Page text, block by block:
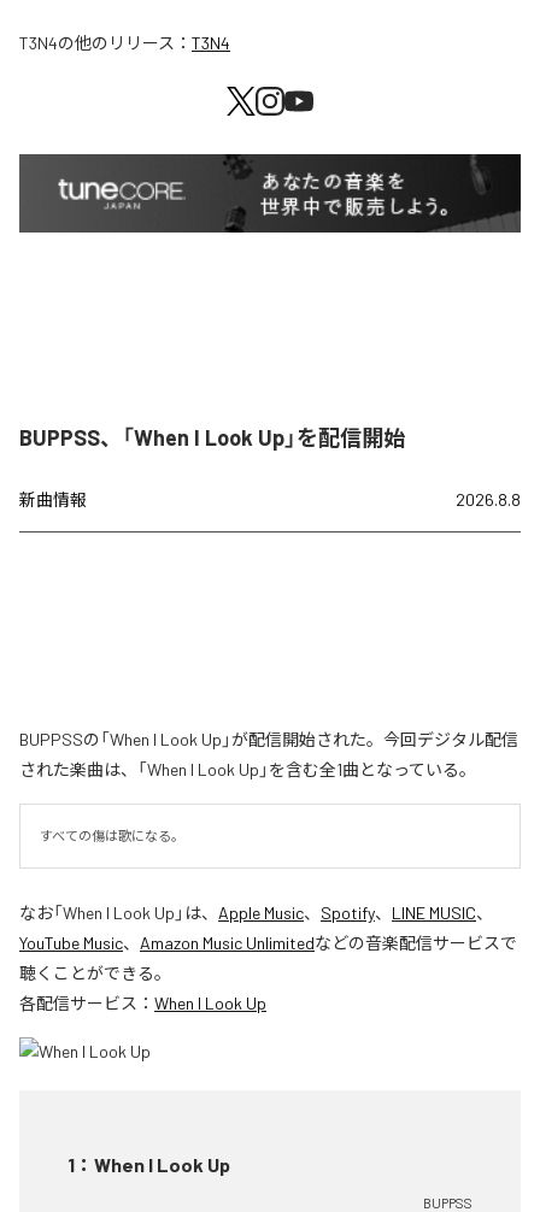
T3N4の他のリリース： T3N4
BUPPSS、「When I Look Up」を配信開始
新曲情報 2026.8.8
BUPPSSの「When I Look Up」が配信開始された。今回デジタル配信
された楽曲は、「When I Look Up」を含む全1曲となっている。
すべての傷は歌になる。
なお「When I Look Up 」は、 Apple Music、 Spotify、 LINE MUSIC、
YouTube Music、 Amazon Music Unlimitedなどの音楽配信サービスで
聴くことができる。
各配信サービス： When I Look Up
1 ： When I Look Up
BUPPSS